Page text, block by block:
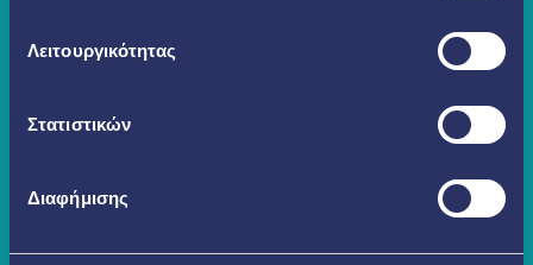
Λειτουργικότητας
Στατιστικών
Διαφήμισης